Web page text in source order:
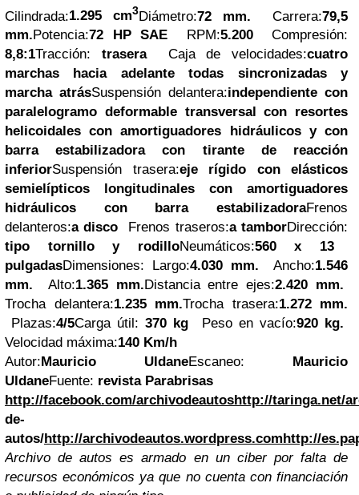
Cilindrada:1.295 cm3Diámetro:72 mm. Carrera:79,5
mm. Potencia:72 HPSAE RPM:5.200Compresión:
8,8:1Tracción: trasera Caja de velocidades:cuatro
marchas hacia adelante todas sincronizadas y
marcha atrásSuspensión delantera:independiente con
paralelogramo deformable transversal con resortes
helicoidales con amortiguadores hidráulicos y con
barra estabilizadora con tirante de reacción
inferiorSuspensión trasera:eje rígido con elásticos
semielípticos longitudinales con amortiguadores
hidráulicos con barra estabilizadoraFrenos
delanteros:a disco Frenos traseros:a tamborDirección:
tipo tornillo y rodilloNeumáticos:560 x 13
pulgadasDimensiones: Largo:4.030 mm. Ancho:1.546
mm. Alto:1.365 mm. Distancia entre ejes:2.420 mm.
Trocha delantera:1.235 mm.Trocha trasera:1.272 mm.
Plazas:4/5Carga útil:370 kg Peso en vacío:920 kg.
Velocidad máxima:140 Km/h
Autor: Mauricio UldaneEscaneo:
Mauricio
UldaneFuente: revista Parabrisas
http://facebook.com/archivodeautoshttp://taringa.net/
de-
autos/http://archivodeautos.wordpress.com http://
Archivo de autos es armado en un ciber por falta de
recursos económicos ya que no cuenta con financiación